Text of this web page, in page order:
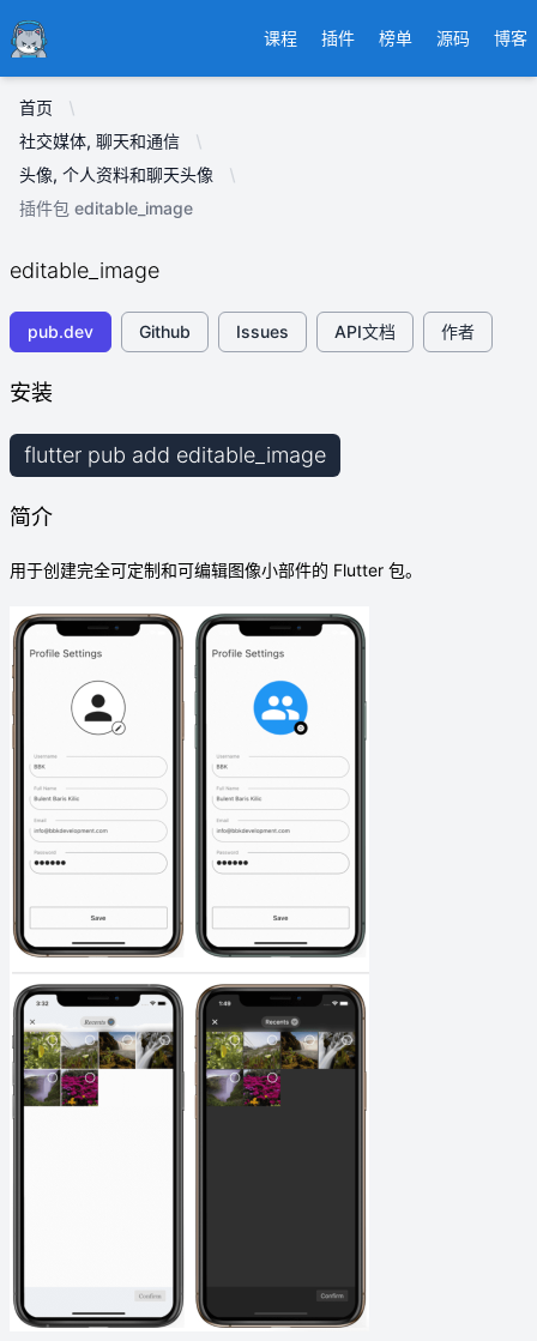
Ducafecat 课程 插件 榜单 源码 博客
首页
社交媒体, 聊天和通信
头像, 个人资料和聊天头像
插件包 editable_image
editable_image
pub.dev Github Issues API文档 作者
安装
flutter pub add editable_image
简介
用于创建完全可定制和可编辑图像小部件的 Flutter 包。